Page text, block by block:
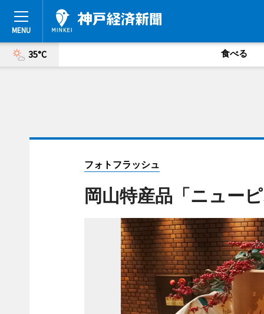
35°C 食べる
フォトフラッシュ
岡山特産品「ニュー